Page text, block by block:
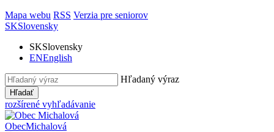
Mapa webu RSS Verzia pre seniorov
SKSlovensky
SKSlovensky
ENEnglish
Hľadaný výraz
Hľadať
rozšírené vyhľadávanie
ObecMichalová